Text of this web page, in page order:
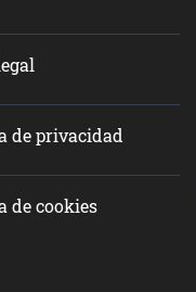
de privacidad
de cookies